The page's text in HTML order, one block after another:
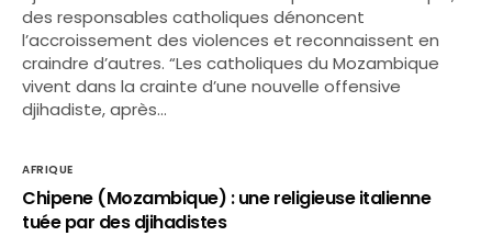
des responsables catholiques dénoncent
l’accroissement des violences et reconnaissent en
craindre d’autres. “Les catholiques du Mozambique
vivent dans la crainte d’une nouvelle offensive
djihadiste, après…
AFRIQUE
Chipene (Mozambique) : une religieuse italienne
tuée par des djihadistes